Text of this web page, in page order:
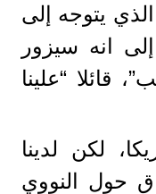
يتوجه إلى
انه سيزور
قائلا “علينا
لكن لدينا
حول النووي